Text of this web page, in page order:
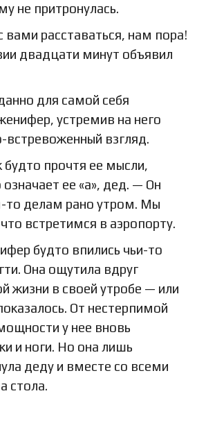
не притронулась.
вами расставаться, нам пора!
двадцати минут объявил
для самой себя
устремив на него
встревоженный взгляд.
прочтя ее мысли,
ее «а», дед. — Он
то делам рано утром. Мы
встретимся в аэропорту.
будто впились чьи-то
Она ощутила вдруг
жизни в своей утробе — или
От нестерпимой
у нее вновь
и ноги. Но она лишь
деду и вместе со всеми
стола.